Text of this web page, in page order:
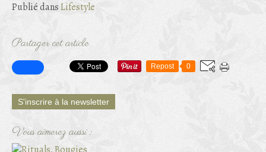
Publié dansLifestyle
Partager cet article
Repost 0
S'inscrire à la newsletter
Vous aimerez aussi :